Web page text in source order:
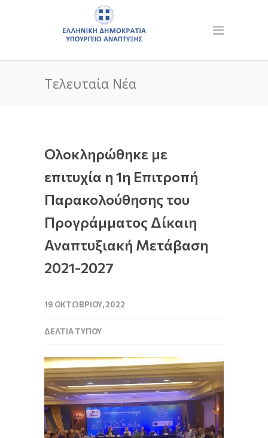
Τελευταία Νέα
Ολοκληρώθηκε με
επιτυχία η 1η Επιτροπή
Παρακολούθησης του
Προγράμματος Δίκαιη
Αναπτυξιακή Μετάβαση
2021-2027
19 ΟΚΤΩΒΡΊΟΥ, 2022
ΔΕΛΤΊΑ ΤΎΠΟΥ